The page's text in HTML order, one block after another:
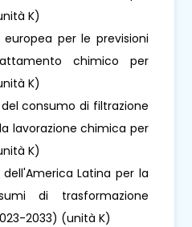
K)
europea per le previsioni
chimico per
K)
consumo di filtrazione
lavorazione chimica per
K)
Latina per la
di trasformazione
2033) (unità K)